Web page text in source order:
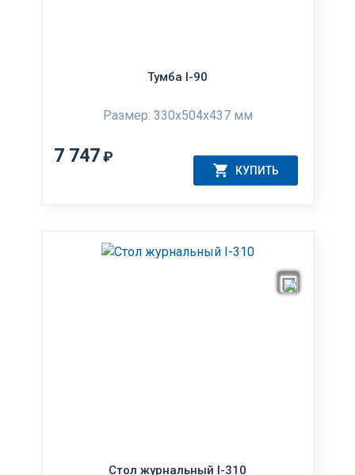
Тумба I-90
Размер: 330x504x437 мм
7 747₽
КУПИТЬ
Стол журнальный I-310